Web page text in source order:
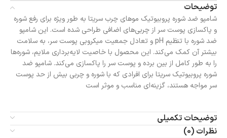
توضیحات
شامپو ضد شوره پروبیوتیک موهای چرب سریتا به طور ویژه برای رفع شوره
و پاکسازی پوست سر از چربی‌های اضافی طراحی شده است. این شامپو
ضد شوره با تنظیم pH و تعادل جمعیت میکروبی پوست سر، به سلامت
بیشتر آن کمک می‌کند. این محصول با خاصیت لایه‌برداری ملایم، شوره‌ها
را به طور کامل از بین برده و پوست سر را پاکسازی می‌کند. شامپو ضد
شوره پروبیوتیک سریتا برای افرادی که با شوره و چربی بیش از حد پوست
سر مواجه هستند، گزینه‌ای مناسب و موثر است
توضیحات تکمیلی
نظرات (0)